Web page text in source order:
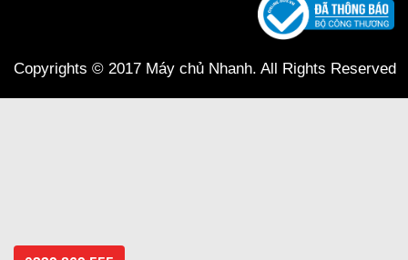
Copyrights © 2017 Máy chủ Nhanh. All Rights Reserved